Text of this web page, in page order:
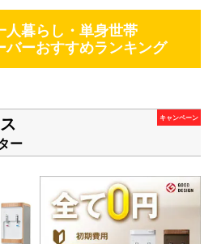
人暮らし・単身世帯
バーおすすめランキング
ー
キャンペーン